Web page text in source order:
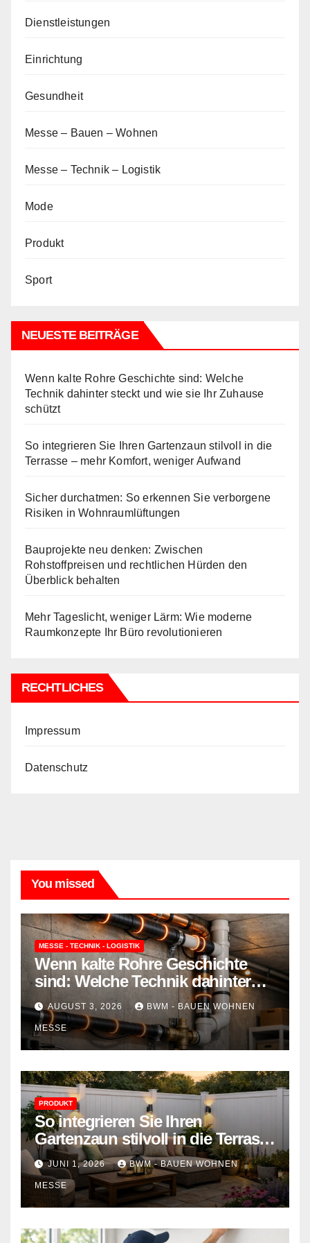
Dienstleistungen
Einrichtung
Gesundheit
Messe – Bauen – Wohnen
Messe – Technik – Logistik
Mode
Produkt
Sport
NEUESTE BEITRÄGE
Wenn kalte Rohre Geschichte sind: Welche
Technik dahinter steckt und wie sie Ihr Zuhause
schützt
So integrieren Sie Ihren Gartenzaun stilvoll in die
Terrasse – mehr Komfort, weniger Aufwand
Sicher durchatmen: So erkennen Sie verborgene
Risiken in Wohnraumlüftungen
Bauprojekte neu denken: Zwischen
Rohstoffpreisen und rechtlichen Hürden den
Überblick behalten
Mehr Tageslicht, weniger Lärm: Wie moderne
Raumkonzepte Ihr Büro revolutionieren
RECHTLICHES
Impressum
Datenschutz
You missed
MESSE - TECHNIK - LOGISTIK
Wenn kalte Rohre Geschichte
sind: Welche Technik dahinter
steckt und wie sie Ihr Zuhause
schützt
AUGUST 3, 2026 BWM - BAUEN WOHNEN
MESSE
PRODUKT
So integrieren Sie Ihren
Gartenzaun stilvoll in die Terrasse
– mehr Komfort, weniger
Aufwand
JUNI 1, 2026 BWM - BAUEN WOHNEN
MESSE